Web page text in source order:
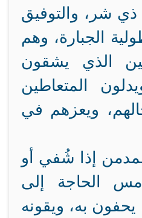
شر، والتوفيق
الجبارة، وهم
الذي يشقون
المتعاطين
ويعزهم في
إذا شُفي أو
الحاجة إلى
به، ويقونه